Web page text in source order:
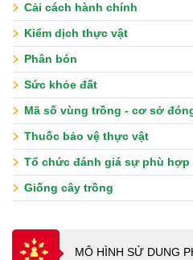
Cải cách hành chính
Kiểm dịch thực vật
Phân bón
Sức khỏe đất
Mã số vùng trồng - cơ sở
Thuốc bảo vệ thực vật
Tổ chức đánh giá sự phù hợp
Giống cây trồng
MÔ HÌNH SỬ DUNG